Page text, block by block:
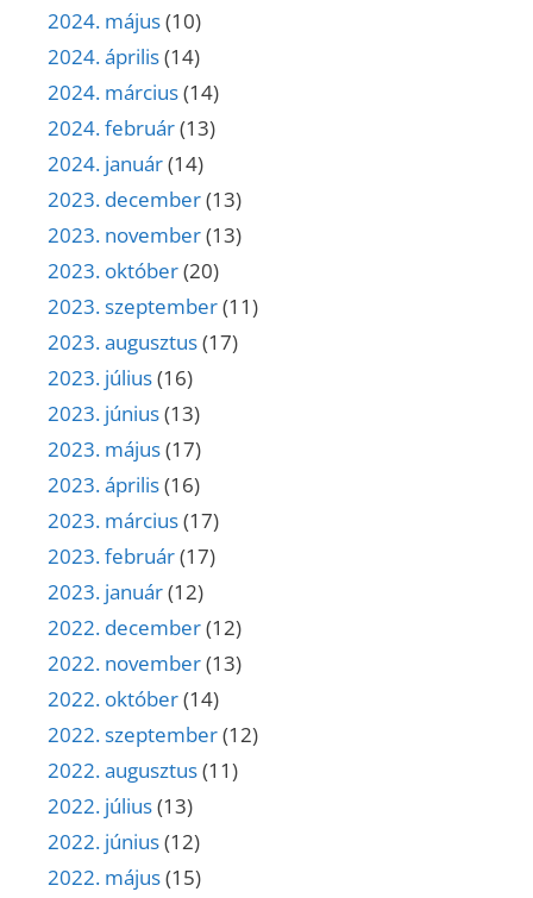
2024. május(10)
2024. április(14)
2024. március(14)
2024. február(13)
2024. január(14)
2023. december(13)
2023. november(13)
2023. október(20)
2023. szeptember(11)
2023. augusztus(17)
2023. július(16)
2023. június(13)
2023. május(17)
2023. április(16)
2023. március(17)
2023. február(17)
2023. január(12)
2022. december(12)
2022. november(13)
2022. október(14)
2022. szeptember(12)
2022. augusztus(11)
2022. július(13)
2022. június(12)
2022. május(15)